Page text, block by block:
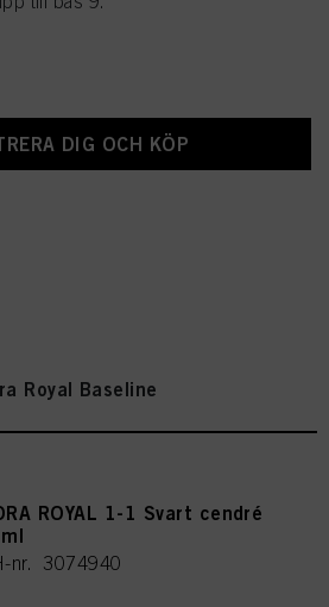
DIG OCH KÖP
Royal Baseline
ROYAL 1-1 Svart cendré
nr. 3074940